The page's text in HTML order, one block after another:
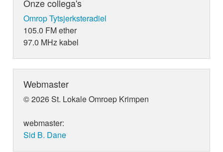
Onze collega's
Omrop Tytsjerksteradiel
105.0 FM ether
97.0 MHz kabel
Webmaster
© 2026 St. Lokale Omroep Krimpen
webmaster:
Sid B. Dane